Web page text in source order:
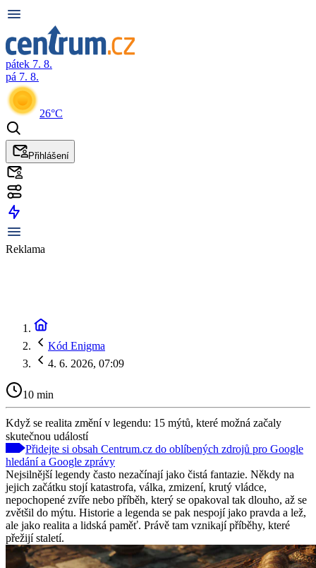
pátek 7. 8.
pá 7. 8.
26°C
Přihlášení
Reklama
Kód Enigma
4. 6. 2026, 07:09
10 min
Když se realita změní v legendu: 15 mýtů, které možná začaly
skutečnou událostí
Přidejte si obsah Centrum.cz do oblíbených zdrojů pro Google
hledání a Google zprávy
Nejsilnější legendy často nezačínají jako čistá fantazie. Někdy na
jejich začátku stojí katastrofa, válka, zmizení, krutý vládce,
nepochopené zvíře nebo příběh, který se opakoval tak dlouho, až se
zvětšil do mýtu. Historie a legenda se pak nespojí jako pravda a lež,
ale jako realita a lidská paměť. Právě tam vznikají příběhy, které
přežijí staletí.